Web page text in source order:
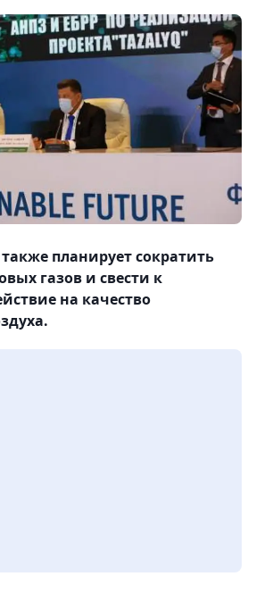
планирует сократить
газов и свести к
на качество